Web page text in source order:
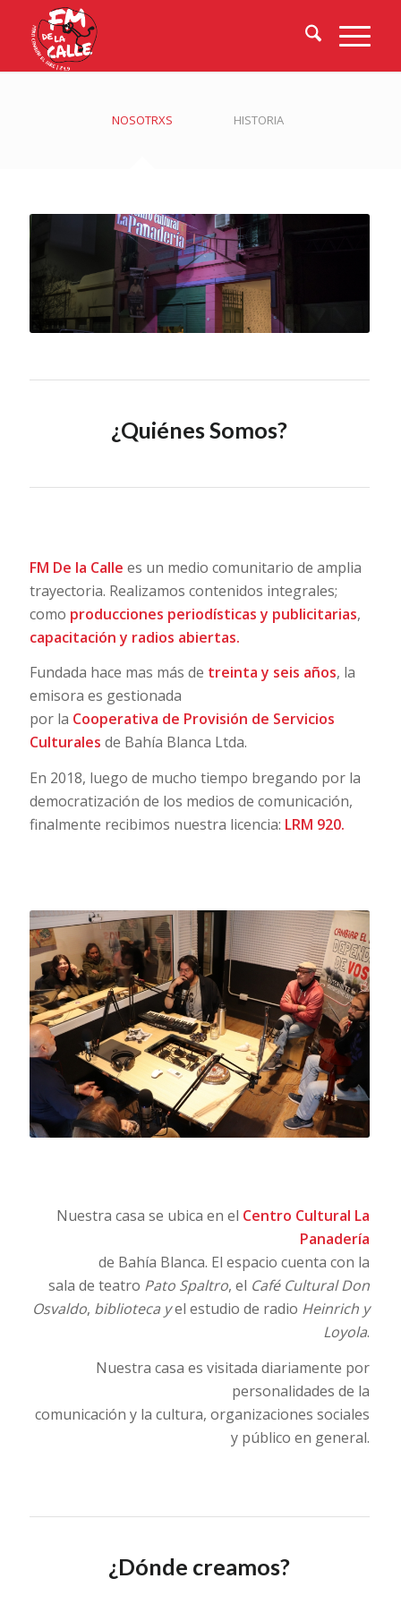
NOSOTRXS HISTORIA
¿Quiénes Somos?
FM De la Calle es un medio comunitario de amplia
trayectoria. Realizamos contenidos integrales;
como producciones periodísticas y publicitarias,
capacitación y radios abiertas.
Fundada hace mas más de treinta y seis años, la
emisora es gestionada
por la Cooperativa de Provisión de Servicios
Culturales de Bahía Blanca Ltda.
En 2018, luego de mucho tiempo bregando por la
democratización de los medios de comunicación,
finalmente recibimos nuestra licencia: LRM 920.
Nuestra casa se ubica en el Centro Cultural La
Panadería
de Bahía Blanca. El espacio cuenta con la
sala de teatro Pato Spaltro, el Café Cultural Don
Osvaldo, biblioteca yel estudio de radio Heinrich y
Loyola.
Nuestra casa es visitada diariamente por
personalidades de la
comunicación y la cultura, organizaciones sociales
y público en general.
¿Dónde creamos?